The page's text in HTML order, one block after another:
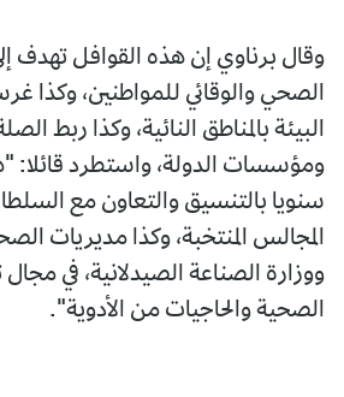
وقال برناوي إن هذه القوافل تهدف
الصحي والوقائي للمواطنين، وكذا
البيئة بالمناطق النائية، وكذا ربط
ومؤسسات الدولة، واستطرد قائلا:
سنويا بالتنسيق والتعاون مع
المجالس المنتخبة، وكذا مديريات
ووزارة الصناعة الصيدلانية، في مجال
الصحية والحاجيات من الأدوية".